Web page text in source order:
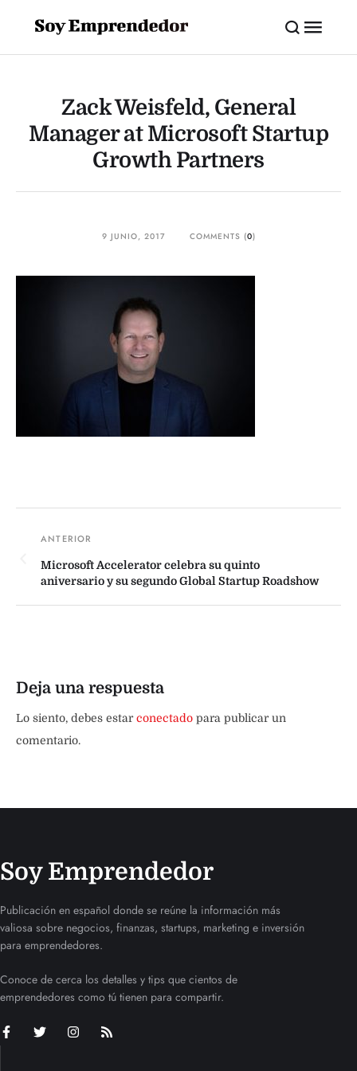
Zack Weisfeld, General
Manager at Microsoft Startup
Growth Partners
9 JUNIO, 2017 COMMENTS (0)
Microsoft Accelerator celebra su quinto
aniversario y su segundo Global Startup Roadshow
Deja una respuesta
Lo siento, debes estarconectado para publicar un
comentario.
Soy Emprendedor
Publicación en español donde se reúne la información más
valiosa sobre negocios, finanzas, startups, marketing e inversión
para emprendedores.
Conoce de cerca los detalles y tips que cientos de
emprendedores como tú tienen para compartir.